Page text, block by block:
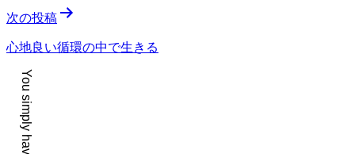
ビ
ゲ
ー
シ
ョ
次の投稿
心地良い循環の中で生きる